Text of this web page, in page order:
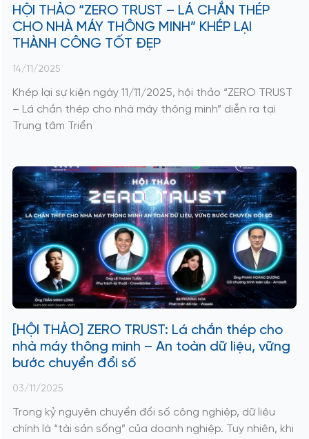
HỘI THẢO “ZERO TRUST – LÁ CHẮN THÉP
CHO NHÀ MÁY THÔNG MINH” KHÉP LẠI
THÀNH CÔNG TỐT ĐẸP
14/11/2025
Khép lại sự kiện ngày 11/11/2025, hội thảo “ZERO TRUST
– Lá chắn thép cho nhà máy thông minh” diễn ra tại
Trung tâm Triển
[HỘI THẢO] ZERO TRUST: Lá chắn thép cho
nhà máy thông minh – An toàn dữ liệu, vững
bước chuyển đổi số
03/11/2025
Trong kỷ nguyên chuyển đổi số công nghiệp, dữ liệu
chính là “tài sản sống” của doanh nghiệp. Tuy nhiên, khi